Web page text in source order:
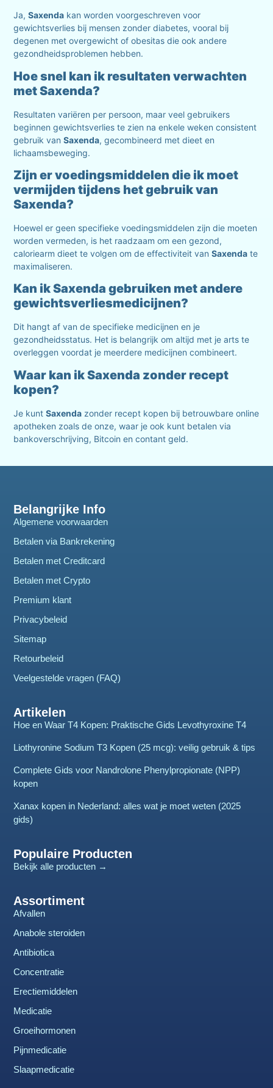
Ja,Saxenda kan worden voorgeschreven voor
gewichtsverlies bij mensen zonder diabetes, vooral bij
degenen met overgewicht of obesitas die ook andere
gezondheidsproblemen hebben.
Hoe snel kan ik resultaten verwachten
met Saxenda?
Resultaten variëren per persoon, maar veel gebruikers
beginnen gewichtsverlies te zien na enkele weken consistent
gebruik vanSaxenda, gecombineerd met dieet en
lichaamsbeweging.
Zijn er voedingsmiddelen die ik moet
vermijden tijdens het gebruik van
Saxenda?
Hoewel er geen specifieke voedingsmiddelen zijn die moeten
worden vermeden, is het raadzaam om een gezond,
caloriearm dieet te volgen om de effectiviteit vanSaxenda te
maximaliseren.
Kan ik Saxenda gebruiken met andere
gewichtsverliesmedicijnen?
Dit hangt af van de specifieke medicijnen en je
gezondheidsstatus. Het is belangrijk om altijd met je arts te
overleggen voordat je meerdere medicijnen combineert.
Waar kan ik Saxenda zonder recept
kopen?
Je kuntSaxenda zonder recept kopen bij betrouwbare online
apotheken zoals de onze, waar je ook kunt betalen via
bankoverschrijving, Bitcoin en contant geld.
Belangrijke Info
Algemene voorwaarden
Betalen via Bankrekening
Betalen met Creditcard
Betalen met Crypto
Premium klant
Privacybeleid
Sitemap
Retourbeleid
Veelgestelde vragen (FAQ)
Artikelen
Hoe en Waar T4 Kopen: Praktische Gids Levothyroxine T4
Liothyronine Sodium T3 Kopen (25 mcg): veilig gebruik & tips
Complete Gids voor Nandrolone Phenylpropionate (NPP)
kopen
Xanax kopen in Nederland: alles wat je moet weten (2025
gids)
Populaire Producten
Bekijk alle producten →
Assortiment
Afvallen
Anabole steroiden
Antibiotica
Concentratie
Erectiemiddelen
Medicatie
Groeihormonen
Pijnmedicatie
Slaapmedicatie